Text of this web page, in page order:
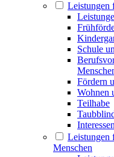
Leistungen
Schule
Fördern
Wohnen
Teilhabe
Leistungen
Menschen